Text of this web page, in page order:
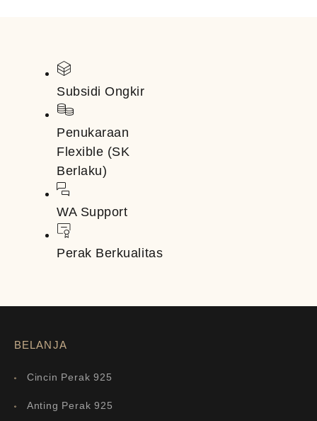
Subsidi Ongkir
Penukaraan
Flexible (SK
Berlaku)
WA Support
Perak Berkualitas
BELANJA
Cincin Perak 925
Anting Perak 925